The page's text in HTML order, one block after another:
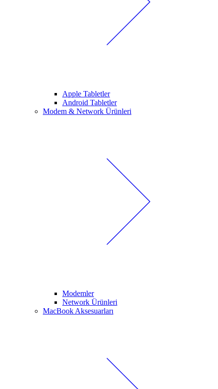
Apple Tabletler
Android Tabletler
Modem & Network Ürünleri
Modemler
Network Ürünleri
MacBook Aksesuarları